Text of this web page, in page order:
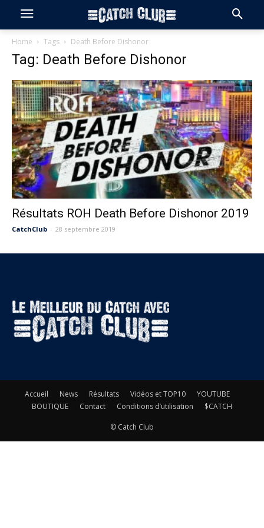
Home Tags Death Before Dishonor
Tag: Death Before Dishonor
Résultats ROH Death Before Dishonor 2019
CatchClub - 28 septembre 2019
Accueil News Résultats Vidéos et TOP10
YOUTUBE
BOUTIQUE
Contact Conditions d’utilisation $CATCH
© Catch Club